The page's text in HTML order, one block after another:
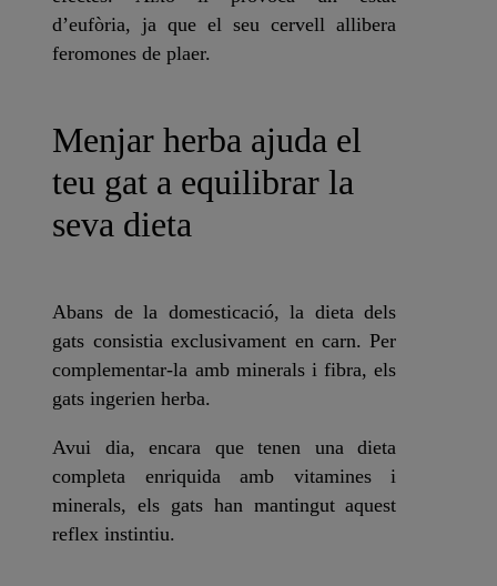
d’eufòria, ja que el seu cervell allibera
feromones de plaer.
Menjar herba ajuda el
teu gat a equilibrar la
seva dieta
Abans de la domesticació, la dieta dels
gats consistia exclusivament en carn. Per
complementar-la amb minerals i fibra, els
gats ingerien herba.
Avui dia, encara que tenen una dieta
completa enriquida amb vitamines i
minerals, els gats han mantingut aquest
reflex instintiu.